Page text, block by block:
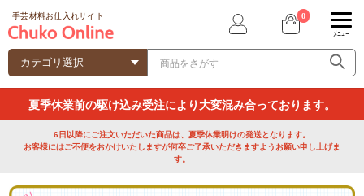
手芸材料お仕入れサイト 0
ﾒﾆｭｰ
夏季休業前の駆け込み受注により大変混み合っております。
6日以降にご注文いただいた商品は、夏季休業明けの発送となります。
お客様にはご不便をおかけいたしますが何卒ご了承いただきますようお願い申し上げま
す。